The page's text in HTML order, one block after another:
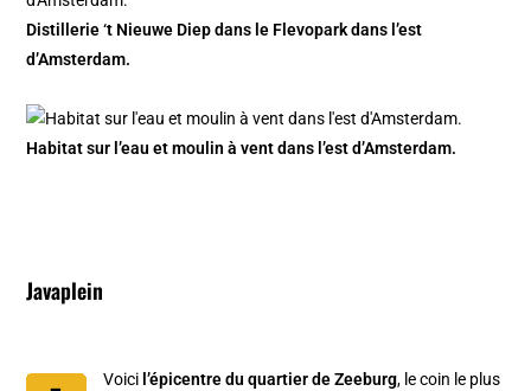
Distillerie ‘t Nieuwe Diep dans le Flevopark dans l’est
d’Amsterdam.
Habitat sur l’eau et moulin à vent dans l’est d’Amsterdam.
Javaplein
Voici l’épicentre du quartier de Zeeburg, le coin le plus